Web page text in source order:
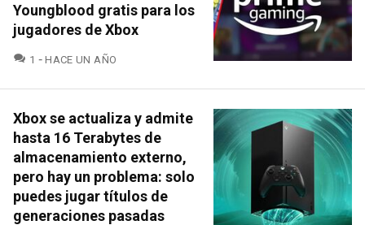
Youngblood gratis para los
jugadores de Xbox
1 COMENTARIOS
HACE UN AÑO
Xbox se actualiza y admite
hasta 16 Terabytes de
almacenamiento externo,
pero hay un problema: solo
puedes jugar títulos de
generaciones pasadas